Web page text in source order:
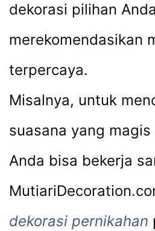
dekorasi pilihan
merekomendasikan
terpercaya.
Misalnya, untuk
suasana yang
Anda bisa bekerja
dekorasi pernikahan